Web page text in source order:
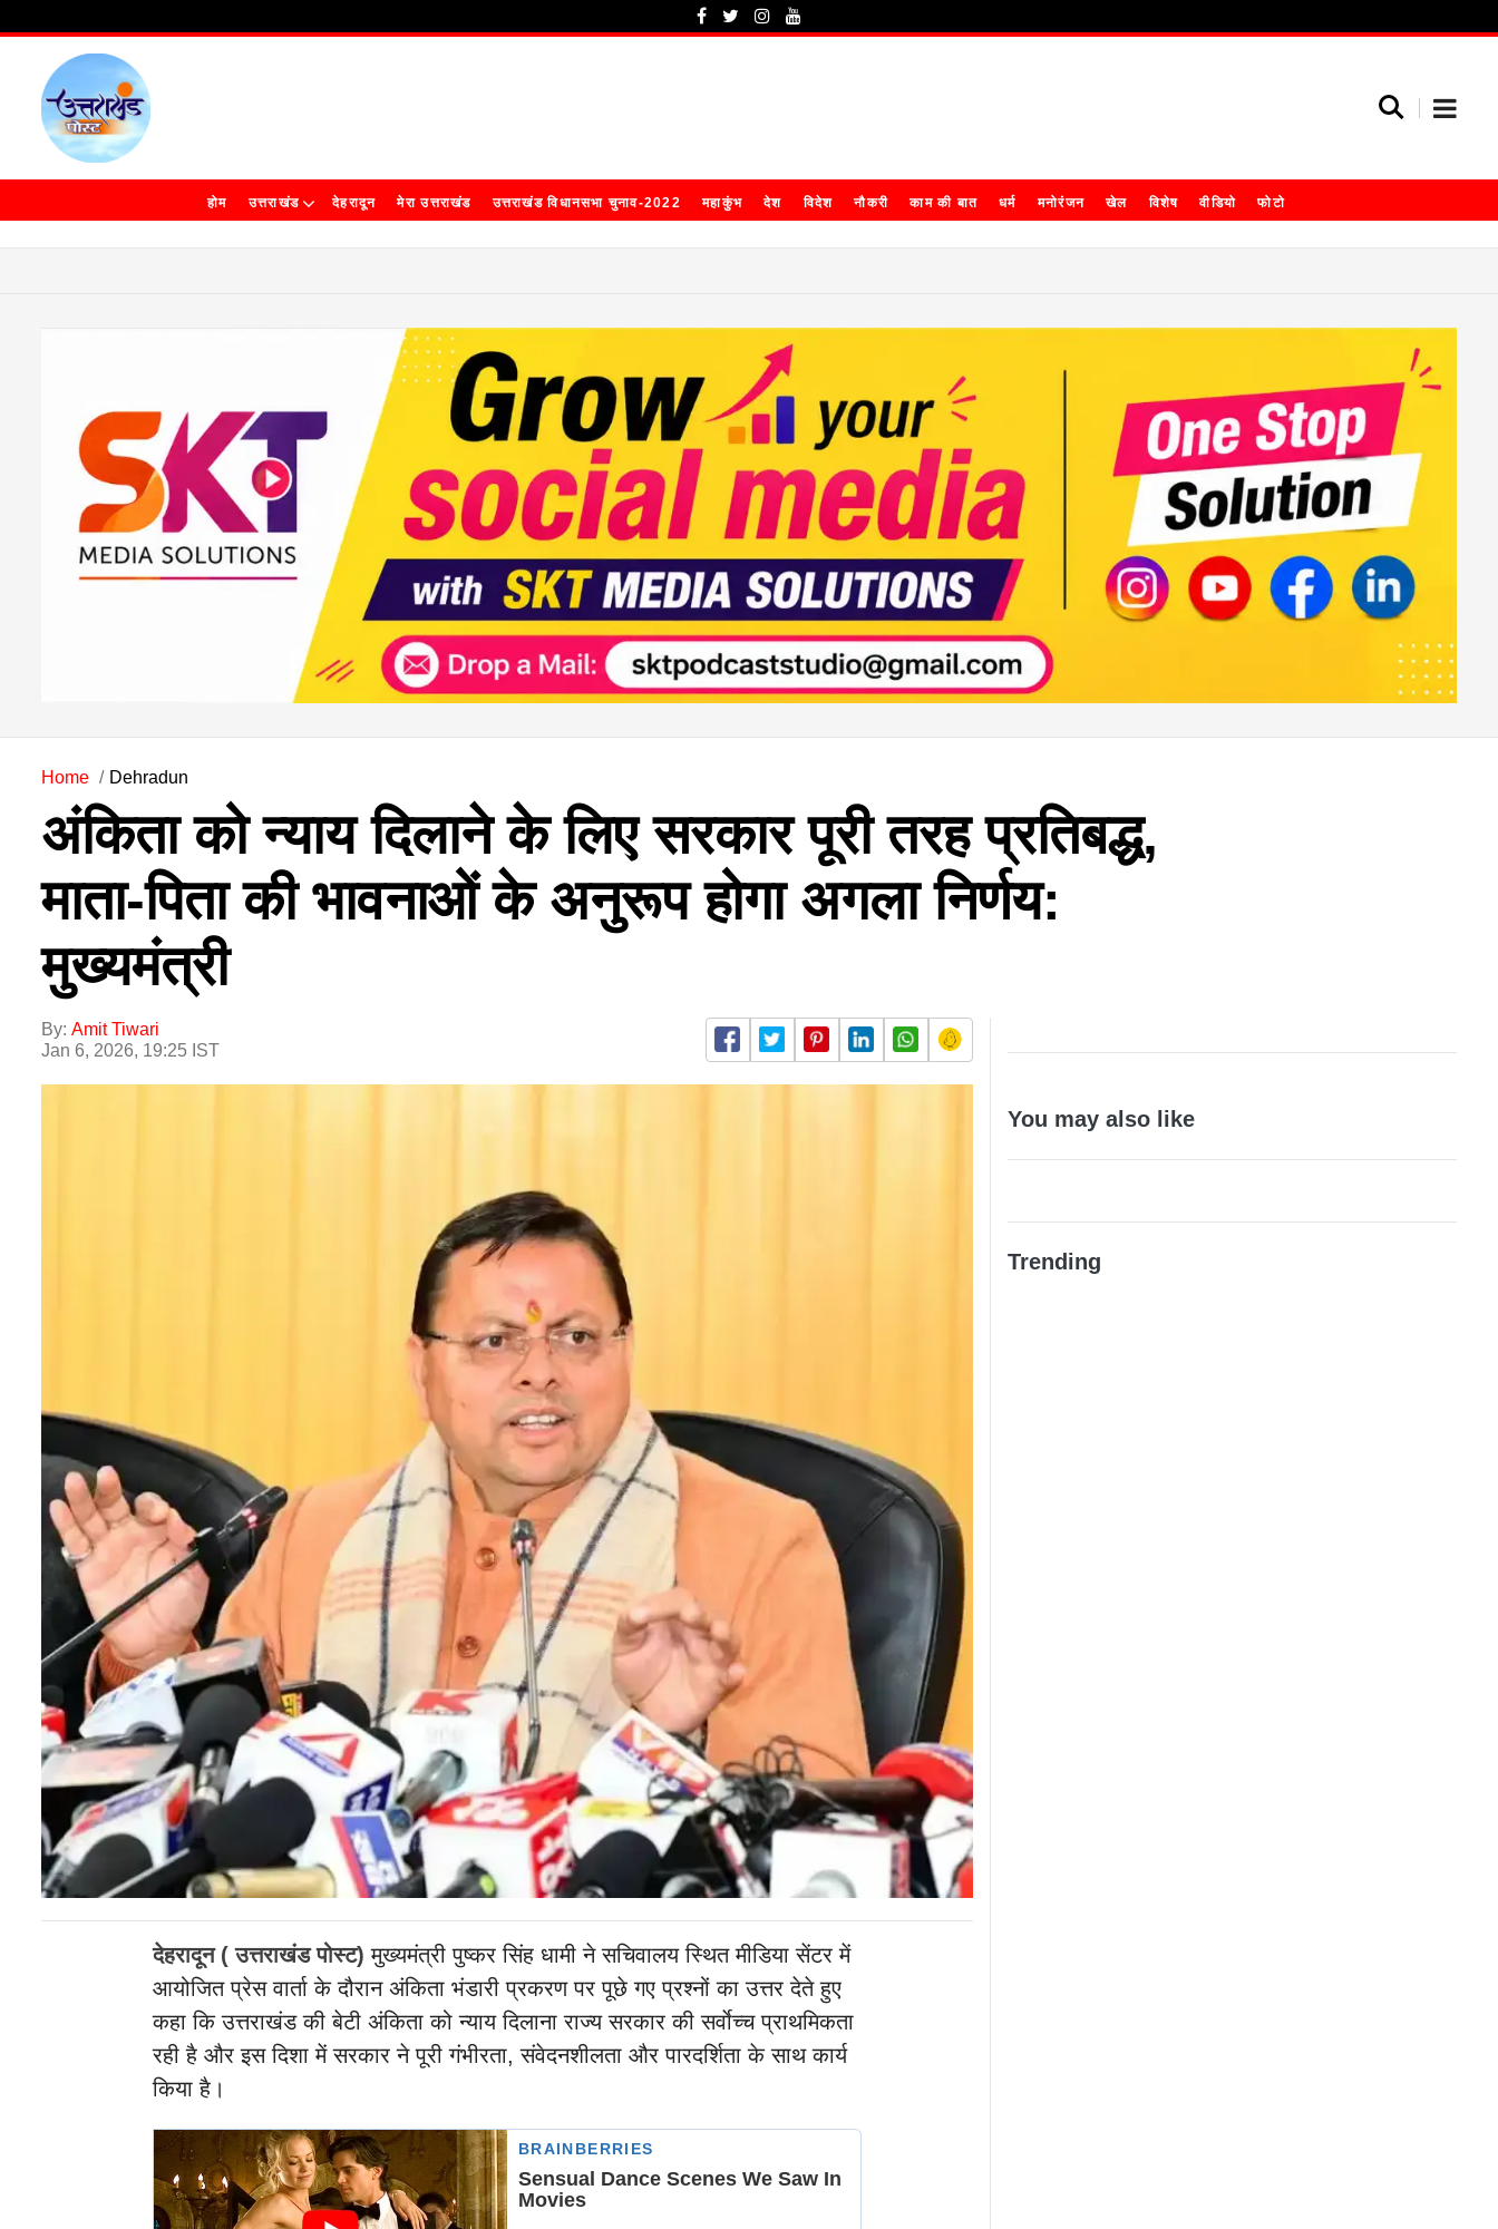
होम उत्तराखंड देहरादून मेरा उत्तराखंड उत्तराखंड विधानसभा चुनाव-2022 महाकुंभ देश विदेश नौकरी काम की बात धर्म मनोरंजन खेल विशेष वीडियो फोटो
Home Dehradun
अंकिता को न्याय दिलाने के लिए सरकार पूरी तरह प्रतिबद्ध,
माता-पिता की भावनाओं के अनुरूप होगा अगला निर्णय:
मुख्यमंत्री
By: Amit Tiwari
Jan 6, 2026, 19:25 IST
देहरादून ( उत्तराखंड पोस्ट) मुख्यमंत्री पुष्कर सिंह धामी ने सचिवालय स्थित मीडिया सेंटर में
आयोजित प्रेस वार्ता के दौरान अंकिता भंडारी प्रकरण पर पूछे गए प्रश्नों का उत्तर देते हुए
कहा कि उत्तराखंड की बेटी अंकिता को न्याय दिलाना राज्य सरकार की सर्वाेच्च प्राथमिकता
रही है और इस दिशा में सरकार ने पूरी गंभीरता, संवेदनशीलता और पारदर्शिता के साथ कार्य
किया है।
You may also like
Trending